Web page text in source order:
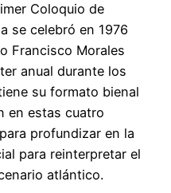
Coloquio de
se celebró en 1976
Francisco Morales
anual durante los
su formato bienal
en estas cuatro
profundizar en la
para reinterpretar el
atlántico.